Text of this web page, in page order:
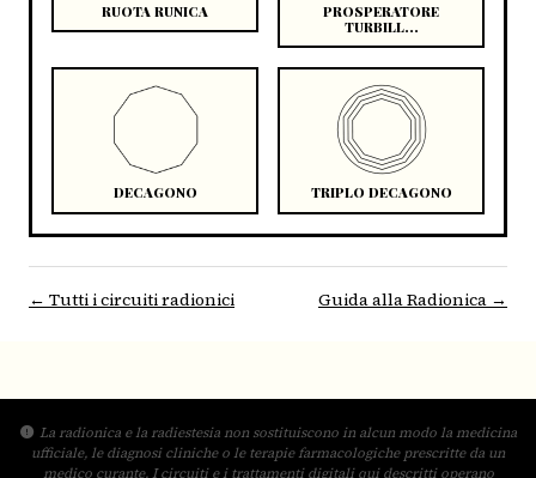
RUOTA RUNICA
PROSPERATORE
TURBILL...
DECAGONO TRIPLO DECAGONO
← Tutti i circuiti radionici Guida alla Radionica →
La radionica e la radiestesia non sostituiscono in alcun modo la medicina
ufficiale, le diagnosi cliniche o le terapie farmacologiche prescritte da un
medico curante. I circuiti e i trattamenti digitali qui descritti operano